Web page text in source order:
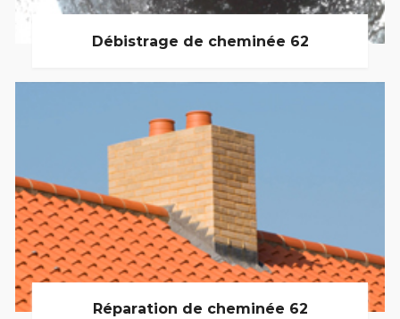
Débistrage de cheminée 62
Réparation de cheminée 62